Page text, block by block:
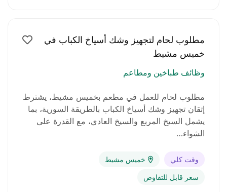
مطلوب لحام لتجهيز وشك أسياخ الكباب في
خميس مشيط
وظائف طباخين ومطاعم
مطلوب لحام للعمل في مطعم بخميس مشيط، يشترط
إتقان تجهيز وشك أسياخ الكباب بالطريقة السورية، بما
يشمل السيخ المربع والسيخ العادي، مع القدرة على
الشواء…
وقت كلي خميس مشيط
سعر قابل للتفاوض